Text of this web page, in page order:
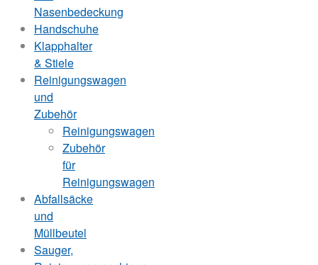
Nasenbedeckung
Handschuhe
Klapphalter
& Stiele
Reinigungswagen
und
Zubehör
Reinigungswagen
Zubehör
für
Reinigungswagen
Abfallsäcke
und
Müllbeutel
Sauger,